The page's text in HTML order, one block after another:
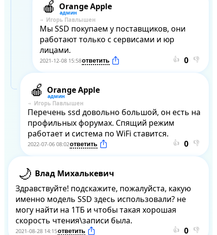
Orange Apple
Игорь Павлышен
Мы SSD покупаем у поставщиков, они
работают только с сервисами и юр
лицами.
2021-12-08 15:58 👍 👎
Orange Apple
Игорь Павлышен
Перечень ssd довольно большой, он есть на
профильных форумах. Спящий режим
работает и система по WiFi ставится.
2022-07-06 08:02 👍 👎
Влад Михалькевич
Здравствуйте! подскажите, пожалуйста, какую
именно модель SSD здесь использовали? не
могу найти на 1ТБ и чтобы такая хорошая
скорость чтения\записи была.
2021-08-28 14:15 👍 👎